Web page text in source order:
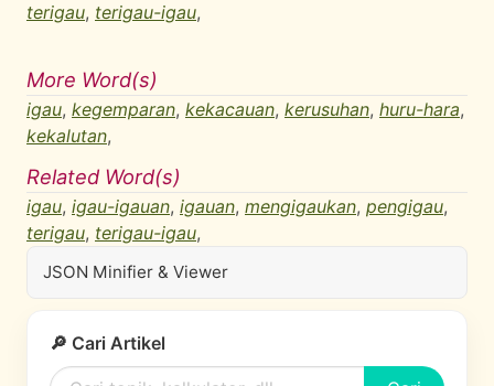
terigau, terigau-igau,
More Word(s)
igau, kegemparan, kekacauan, kerusuhan, huru-hara,
kekalutan,
Related Word(s)
igau, igau-igauan, igauan, mengigaukan, pengigau,
terigau, terigau-igau,
JSON Minifier & Viewer
🔎 Cari Artikel